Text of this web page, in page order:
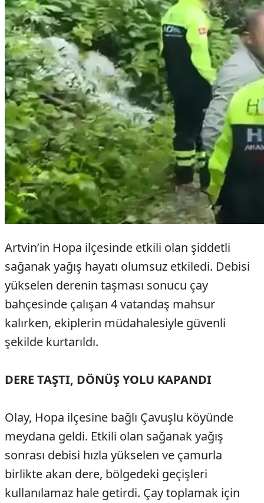
Artvin’in Hopa ilçesinde etkili olan şiddetli
sağanak yağış hayatı olumsuz etkiledi. Debisi
yükselen derenin taşması sonucu çay
bahçesinde çalışan 4 vatandaş mahsur
kalırken, ekiplerin müdahalesiyle güvenli
şekilde kurtarıldı.
DERE TAŞTI, DÖNÜŞ YOLU KAPANDI
Olay, Hopa ilçesine bağlı Çavuşlu köyünde
meydana geldi. Etkili olan sağanak yağış
sonrası debisi hızla yükselen ve çamurla
birlikte akan dere, bölgedeki geçişleri
kullanılamaz hale getirdi. Çay toplamak için